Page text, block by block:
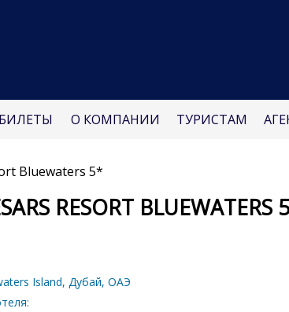
О КОМПАНИИ ТУРИСТАМ
Bluewaters 5*
RESORT BLUEWATERS
Island, Дубай, ОАЭ